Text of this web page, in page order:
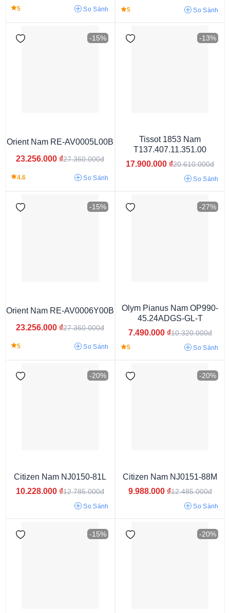
Thụy Sỹ
Nam Nữ Unisex
Tissot Prx
Tissot Le Locle King Seiko
5 So Sánh 5 So Sánh
-15%
Orient Nam RE-AV0005L00B
23.256.000 ₫27.360.000đ
4.6 So Sánh
-13%
Tissot 1853 Nam
T137.407.11.351.00
17.900.000 ₫20.610.000đ
So Sánh
-15%
Orient Nam RE-AV0006Y00B
23.256.000 ₫27.360.000đ
5 So Sánh
-27%
Olym Pianus Nam OP990-
45.24ADGS-GL-T
7.490.000 ₫10.320.000đ
5 So Sánh
-20%
Citizen Nam NJ0150-81L
10.228.000 ₫12.785.000đ
So Sánh
-20%
Citizen Nam NJ0151-88M
9.988.000 ₫12.485.000đ
So Sánh
-15% -20%